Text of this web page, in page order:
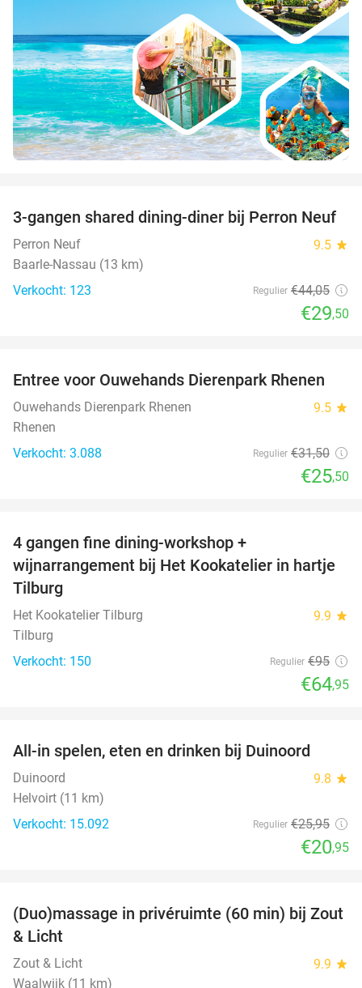
33%
3-gangen shared dining-diner bij Perron Neuf
Perron Neuf 9.5 star
Baarle-Nassau (13 km)
Verkocht: 123
Regulier €44,05
€29,50
19%
Entree voor Ouwehands Dierenpark Rhenen
Ouwehands Dierenpark Rhenen 9.5 star
Rhenen
Verkocht: 3.088
Regulier €31,50
€25,50
4 gangen fine dining-workshop +
wijnarrangement bij Het Kookatelier in hartje
Tilburg
Het Kookatelier Tilburg 9.9 star
Tilburg
Verkocht: 150
Regulier €95
€64,95
All-in spelen, eten en drinken bij Duinoord
Duinoord 9.8 star
Helvoirt (11 km)
Verkocht: 15.092
Regulier €25,95
€20,95
49%
(Duo)massage in privéruimte (60 min) bij Zout
& Licht
Zout & Licht 9.9 star
Waalwijk (11 km)